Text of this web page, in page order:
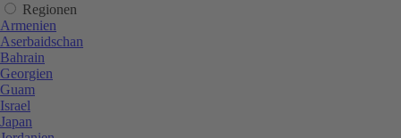
Regionen
Armenien
Aserbaidschan
Bahrain
Georgien
Guam
Israel
Japan